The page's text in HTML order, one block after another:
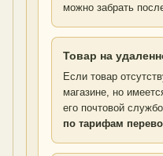
можно забрать
Товар на
Если товар
магазине, но
его почтовой
по тарифам